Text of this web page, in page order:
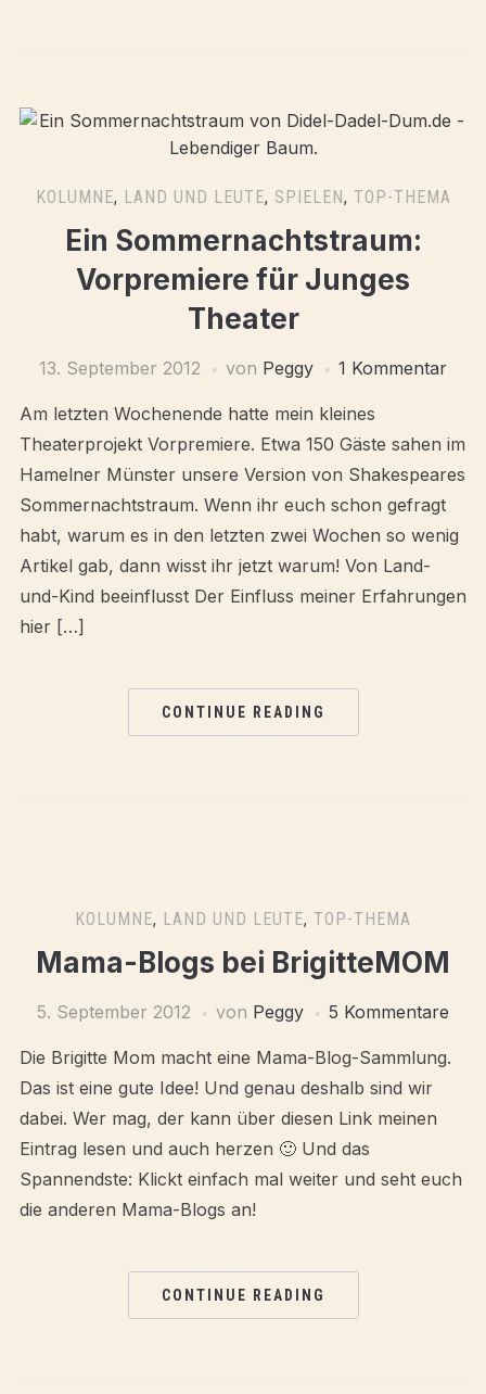
KOLUMNE, LAND UND LEUTE, SPIELEN, TOP-THEMA
Ein Sommernachtstraum:
Vorpremiere für Junges
Theater
13. September 2012 von Peggy 1 Kommentar
Am letzten Wochenende hatte mein kleines
Theaterprojekt Vorpremiere. Etwa 150 Gäste sahen im
Hamelner Münster unsere Version von Shakespeares
Sommernachtstraum. Wenn ihr euch schon gefragt
habt, warum es in den letzten zwei Wochen so wenig
Artikel gab, dann wisst ihr jetzt warum! Von Land-
und-Kind beeinflusst Der Einfluss meiner Erfahrungen
hier […]
CONTINUE READING
KOLUMNE, LAND UND LEUTE, TOP-THEMA
Mama-Blogs bei BrigitteMOM
5. September 2012 von Peggy 5 Kommentare
Die Brigitte Mom macht eine Mama-Blog-Sammlung.
Das ist eine gute Idee! Und genau deshalb sind wir
dabei. Wer mag, der kann über diesen Link meinen
Eintrag lesen und auch herzen 🙂 Und das
Spannendste: Klickt einfach mal weiter und seht euch
die anderen Mama-Blogs an!
CONTINUE READING